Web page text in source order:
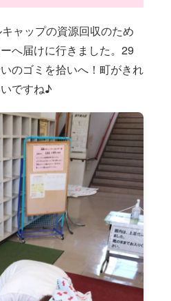
ャップの資源回収のため
へ届けに行きました。29
のゴミを拾いへ！町がきれ
ですね♪